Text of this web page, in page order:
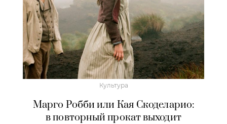
Культура
Марго Робби или Кая Скоделарио:
в повторный прокат выходит